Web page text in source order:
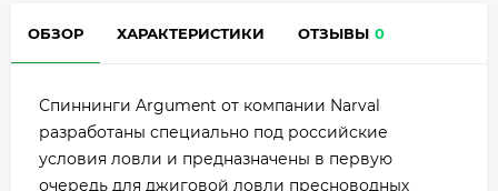
ОБЗОР ХАРАКТЕРИСТИКИ ОТЗЫВЫ 0
Спиннинги Argument от компании Narval
разработаны специально под российские
условия ловли и предназначены в первую
очередь для джиговой ловли пресноводных